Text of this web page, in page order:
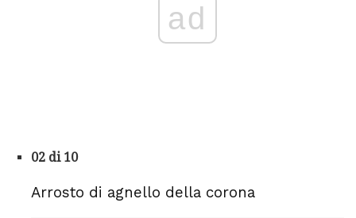
ad
02 di 10
Arrosto di agnello della corona